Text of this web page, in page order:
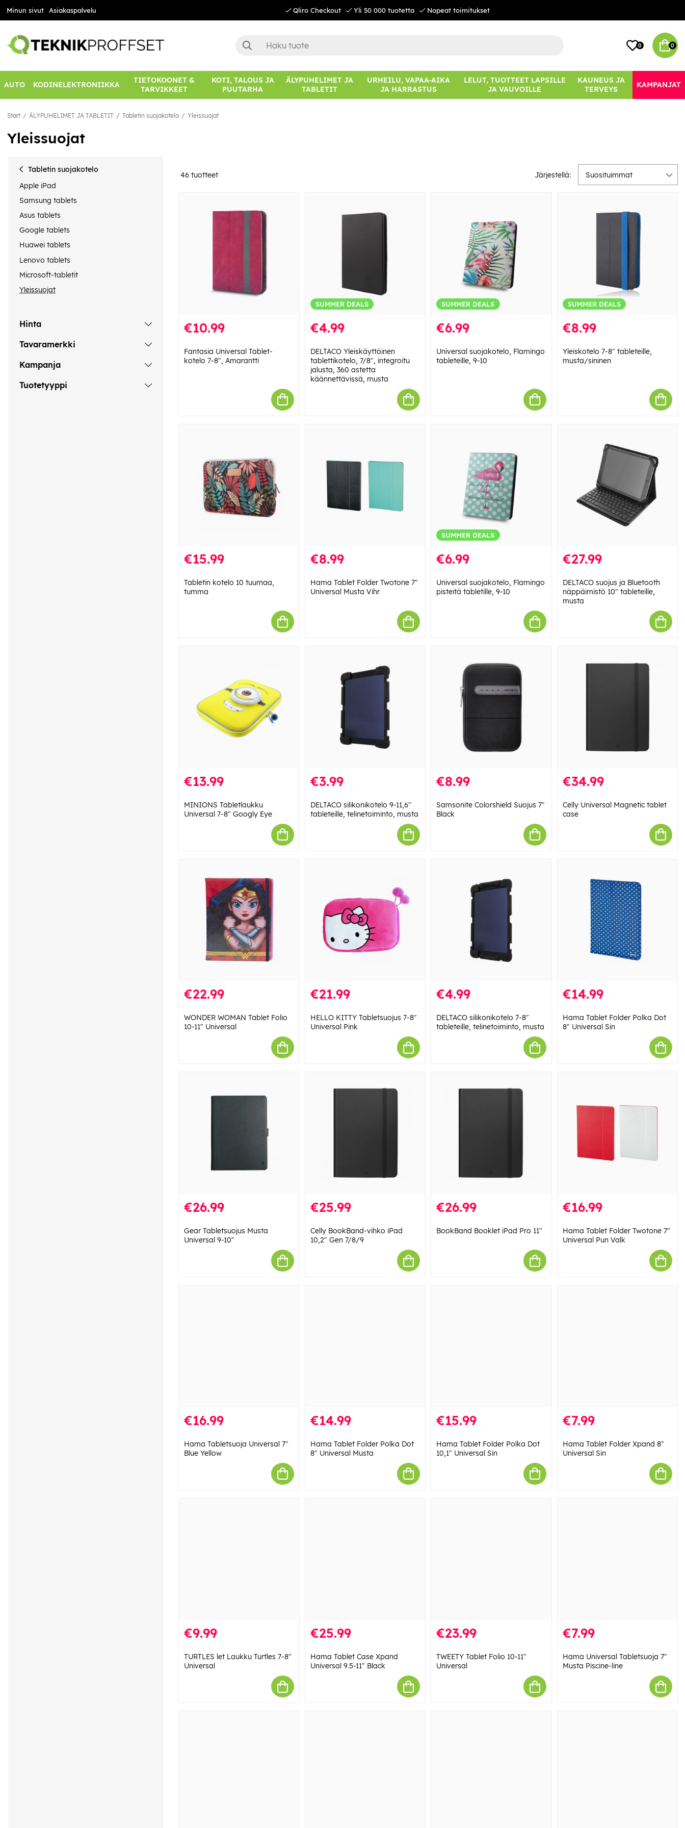
Minun sivut Asiakaspalvelu Qliro Checkout Yli 50 000 tuotetta Nopeat toimitukset
0 0
AUTO KODINELEKTRONIIKKA
TIETOKOONET &
TARVIKKEET
KOTI, TALOUS JA
PUUTARHA
ÄLYPUHELIMET JA
TABLETIT
URHEILU, VAPAA-AIKA
JA HARRASTUS
LELUT, TUOTTEET LAPSILLE
JA VAUVOILLE
KAUNEUS JA
TERVEYS
KAMPANJAT
Start ÄLYPUHELIMET JA TABLETIT Tabletin suojakotelo Yleissuojat
Yleissuojat
Tabletin suojakotelo
Apple iPad
Samsung tablets
Asus tablets
Google tablets
Huawei tablets
Lenovo tablets
Microsoft-tabletit
Yleissuojat
Hinta
Tavaramerkki
Kampanja
Tuotetyyppi
46 tuotteet Järjestellä: Suosituimmat
€10.99
Fantasia Universal Tablet-
kotelo 7-8", Amarantti
SUMMER DEALS
€4.99
DELTACO Yleiskäyttöinen
tablettikotelo, 7/8", integroitu
jalusta, 360 astetta
käännettävissä, musta
SUMMER DEALS
€6.99
Universal suojakotelo, Flamingo
tableteille, 9-10
SUMMER DEALS
€8.99
Yleiskotelo 7-8" tableteille,
musta/sininen
€15.99
Tabletin kotelo 10 tuumaa,
tumma
€8.99
Hama Tablet Folder Twotone 7"
Universal Musta Vihr
SUMMER DEALS
€6.99
Universal suojakotelo, Flamingo
pisteitä tabletille, 9-10
€27.99
DELTACO suojus ja Bluetooth
näppäimistö 10" tableteille,
musta
€13.99
MINIONS Tabletlaukku
Universal 7-8" Googly Eye
€3.99
DELTACO silikonikotelo 9-11,6"
tableteille, telinetoiminto, musta
€8.99
Samsonite Colorshield Suojus 7"
Black
€34.99
Celly Universal Magnetic tablet
case
€22.99
WONDER WOMAN Tablet Folio
10-11" Universal
€21.99
HELLO KITTY Tabletsuojus 7-8"
Universal Pink
€4.99
DELTACO silikonikotelo 7-8"
tableteille, telinetoiminto, musta
€14.99
Hama Tablet Folder Polka Dot
8" Universal Sin
€26.99
Gear Tabletsuojus Musta
Universal 9-10"
€25.99
Celly BookBand-vihko iPad
10,2" Gen 7/8/9
€26.99
BookBand Booklet iPad Pro 11"
€16.99
Hama Tablet Folder Twotone 7"
Universal Pun Valk
€16.99
Hama Tabletsuoja Universal 7"
Blue Yellow
€14.99
Hama Tablet Folder Polka Dot
8" Universal Musta
€15.99
Hama Tablet Folder Polka Dot
10,1" Universal Sin
€7.99
Hama Tablet Folder Xpand 8"
Universal Sin
€9.99
TURTLES let Laukku Turtles 7-8"
Universal
€25.99
Hama Tablet Case Xpand
Universal 9.5-11" Black
€23.99
TWEETY Tablet Folio 10-11"
Universal
€7.99
Hama Universal Tabletsuoja 7"
Musta Piscine-line